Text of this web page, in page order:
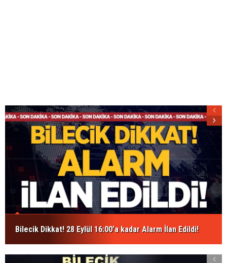
Bilecik Dikkat! 28 Eylül 16:00’a kadar Alarm İlan Edildi!